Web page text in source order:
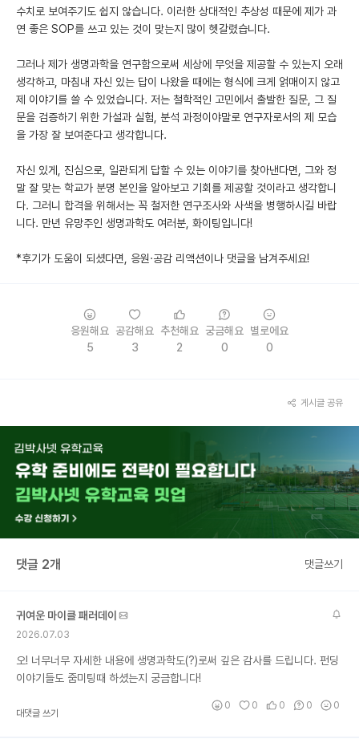
수치로 보여주기도 쉽지 않습니다. 이러한 상대적인 추상성 때문에 제가 과
연 좋은 SOP를 쓰고 있는 것이 맞는지 많이 헷갈렸습니다.
그러나 제가 생명과학을 연구함으로써 세상에 무엇을 제공할 수 있는지 오래
생각하고, 마침내 자신 있는 답이 나왔을 때에는 형식에 크게 얽매이지 않고
제 이야기를 쓸 수 있었습니다. 저는 철학적인 고민에서 출발한 질문, 그 질
문을 검증하기 위한 가설과 실험, 분석 과정이야말로 연구자로서의 제 모습
을 가장 잘 보여준다고 생각합니다.
자신 있게, 진심으로, 일관되게 답할 수 있는 이야기를 찾아낸다면, 그와 정
말 잘 맞는 학교가 분명 본인을 알아보고 기회를 제공할 것이라고 생각합니
다. 그러니 합격을 위해서는 꼭 철저한 연구조사와 사색을 병행하시길 바랍
니다. 만년 유망주인 생명과학도 여러분, 화이팅입니다!
*후기가 도움이 되셨다면, 응원·공감 리액션이나 댓글을 남겨주세요!
응원해요
5
공감해요
3
추천해요
2
궁금해요
0
별로에요
0
게시글 공유
댓글 2개 댓글쓰기
귀여운 마이클 패러데이
2026.07.03
오! 너무너무 자세한 내용에 생명과학도(?)로써 깊은 감사를 드립니다. 펀딩
이야기들도 줌미팅때 하셨는지 궁금합니다!
대댓글 쓰기
0 0 0 0 0